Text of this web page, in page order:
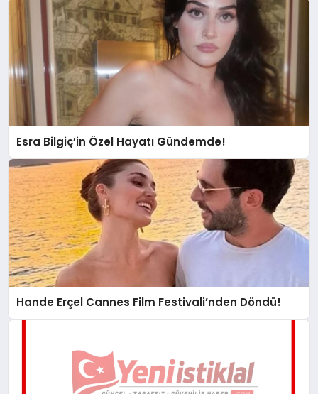
Esra Bilgiç’in Özel Hayatı Gündemde!
Hande Erçel Cannes Film Festivali’nden Döndü!